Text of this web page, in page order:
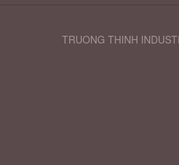
TRUONG THINH